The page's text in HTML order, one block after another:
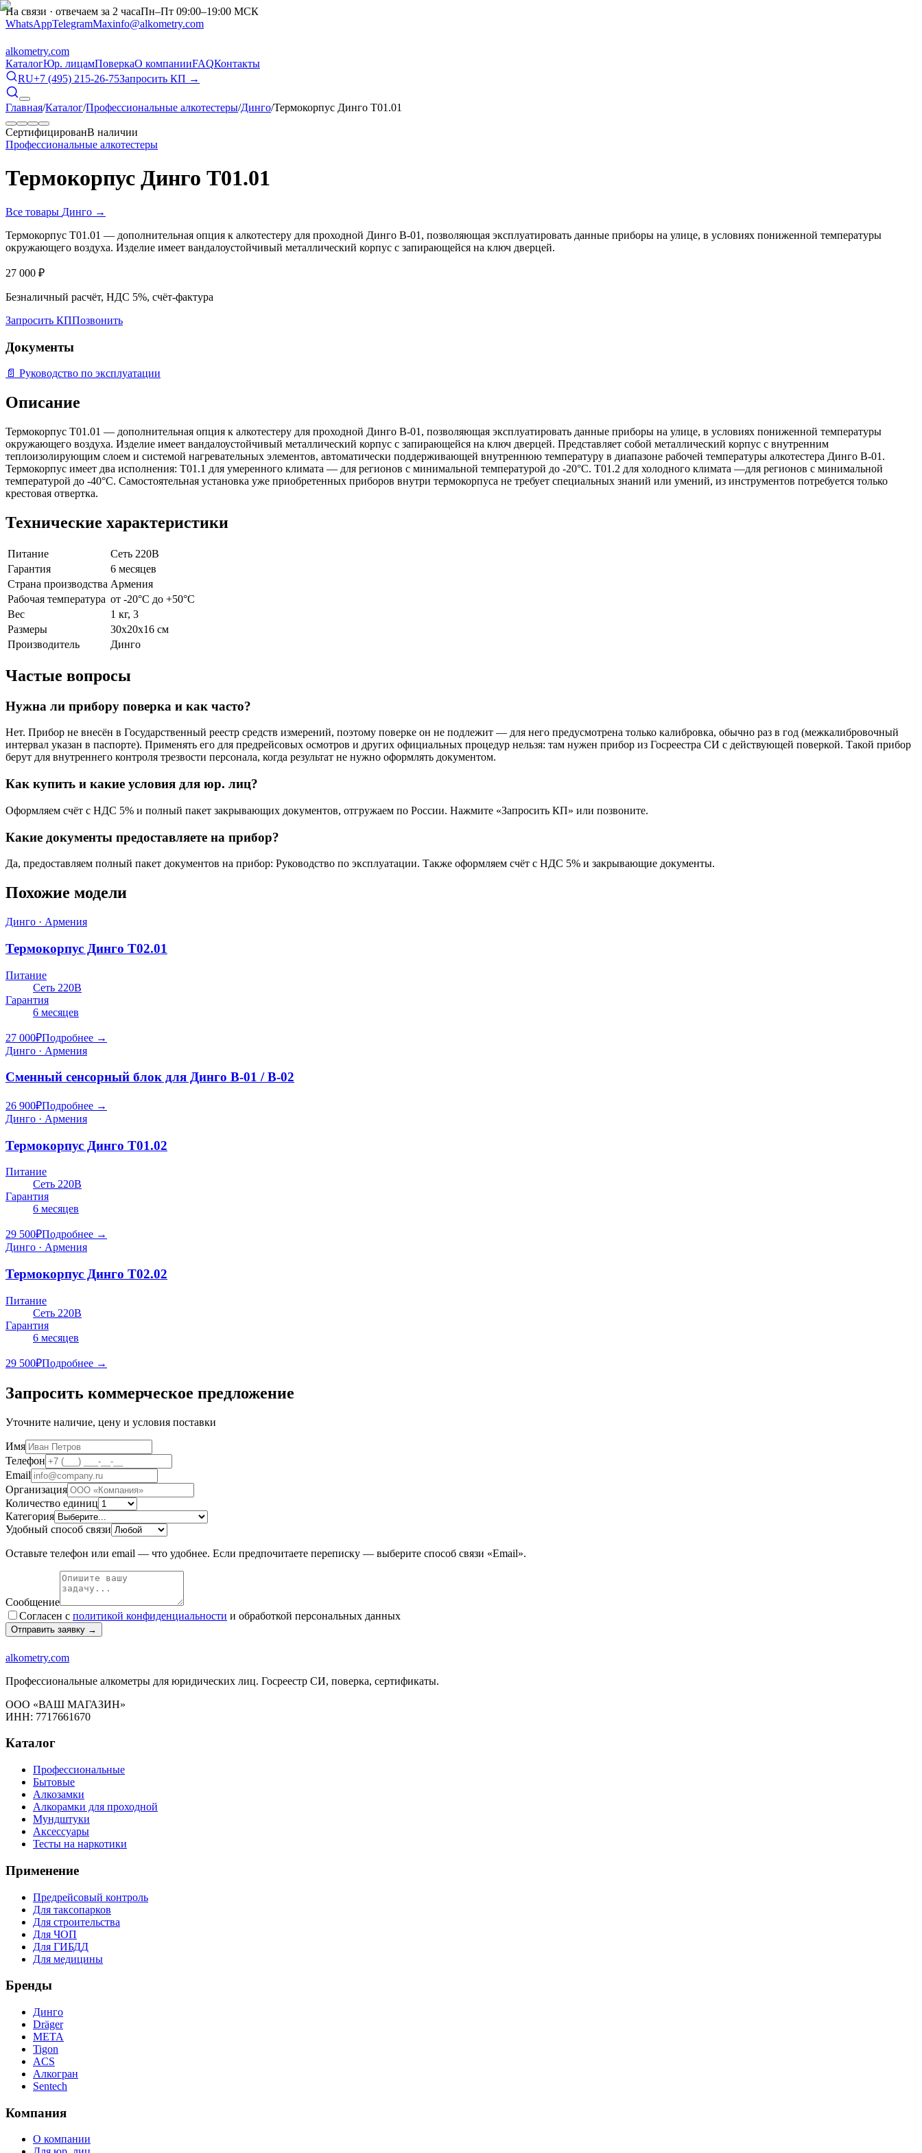
На связи · отвечаем за 2 часаПн–Пт 09:00–19:00 МСК
WhatsAppTelegramMaxinfo@alkometry.com
alkometry.com
КаталогЮр. лицамПоверкаО компанииFAQКонтакты
RU+7 (495) 215-26-75Запросить КП →
Главная/Каталог/Профессиональные алкотестеры/Динго/Термокорпус Динго Т01.01
СертифицированВ наличии
Профессиональные алкотестеры
Термокорпус Динго Т01.01
Все товары Динго →
Термокорпус Т01.01 — дополнительная опция к алкотестеру для проходной Динго В-01, позволяющая эксплуатировать данные приборы на улице, в условиях пониженной температуры
окружающего воздуха. Изделие имеет вандалоустойчивый металлический корпус с запирающейся на ключ дверцей.
27 000 ₽
Безналичный расчёт, НДС 5%, счёт-фактура
Запросить КППозвонить
Документы
📄 Руководство по эксплуатации
Описание
Термокорпус Т01.01 — дополнительная опция к алкотестеру для проходной Динго В-01, позволяющая эксплуатировать данные приборы на улице, в условиях пониженной температуры
окружающего воздуха. Изделие имеет вандалоустойчивый металлический корпус с запирающейся на ключ дверцей. Представляет собой металлический корпус с внутренним
теплоизолирующим слоем и системой нагревательных элементов, автоматически поддерживающей внутреннюю температуру в диапазоне рабочей температуры алкотестера Динго В-01.
Термокорпус имеет два исполнения: Т01.1 для умеренного климата — для регионов с минимальной температурой до -20°С. Т01.2 для холодного климата —для регионов с минимальной
температурой до -40°С. Самостоятельная установка уже приобретенных приборов внутри термокорпуса не требует специальных знаний или умений, из инструментов потребуется только
крестовая отвертка.
Технические характеристики
Питание
Сеть 220В
Гарантия
6 месяцев
Страна производства Армения
Рабочая температура от -20°С до +50°С
Вес
1 кг, 3
Размеры
30х20х16 см
Производитель
Динго
Частые вопросы
Нужна ли прибору поверка и как часто?
Нет. Прибор не внесён в Государственный реестр средств измерений, поэтому поверке он не подлежит — для него предусмотрена только калибровка, обычно раз в год (межкалибровочный
интервал указан в паспорте). Применять его для предрейсовых осмотров и других официальных процедур нельзя: там нужен прибор из Госреестра СИ с действующей поверкой. Такой прибор
берут для внутреннего контроля трезвости персонала, когда результат не нужно оформлять документом.
Как купить и какие условия для юр. лиц?
Оформляем счёт с НДС 5% и полный пакет закрывающих документов, отгружаем по России. Нажмите «Запросить КП» или позвоните.
Какие документы предоставляете на прибор?
Да, предоставляем полный пакет документов на прибор: Руководство по эксплуатации. Также оформляем счёт с НДС 5% и закрывающие документы.
Похожие модели
Динго · Армения
Термокорпус Динго Т02.01
Питание
Сеть 220В
Гарантия
6 месяцев
27 000₽Подробнее →
Динго · Армения
Сменный сенсорный блок для Динго В-01 / В-02
26 900₽Подробнее →
Динго · Армения
Термокорпус Динго Т01.02
Питание
Сеть 220В
Гарантия
6 месяцев
29 500₽Подробнее →
Динго · Армения
Термокорпус Динго Т02.02
Питание
Сеть 220В
Гарантия
6 месяцев
29 500₽Подробнее →
Запросить коммерческое предложение
Уточните наличие, цену и условия поставки
Имя
Телефон
Email
Организация
Количество единиц
Категория
Удобный способ связи
Оставьте телефон или email — что удобнее. Если предпочитаете переписку — выберите способ связи «Email».
Сообщение
Согласен с политикой конфиденциальности и обработкой персональных данных
Отправить заявку →
alkometry.com
Профессиональные алкометры для юридических лиц. Госреестр СИ, поверка, сертификаты.
ООО «ВАШ МАГАЗИН»
ИНН: 7717661670
Каталог
Профессиональные
Бытовые
Алкозамки
Алкорамки для проходной
Мундштуки
Аксессуары
Тесты на наркотики
Применение
Предрейсовый контроль
Для таксопарков
Для строительства
Для ЧОП
Для ГИБДД
Для медицины
Бренды
Динго
Dräger
МЕТА
Tigon
ACS
Алкогран
Sentech
Компания
О компании